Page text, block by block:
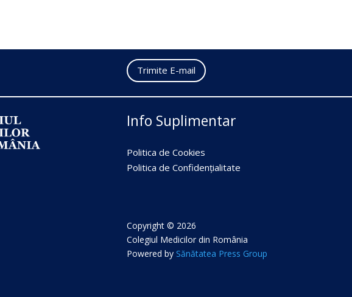
Trimite E-mail
Info Suplimentar
Politica de Cookies
Politica de Confidențialitate
Copyright © 2026
Colegiul Medicilor din România
Powered by Sănătatea Press Group